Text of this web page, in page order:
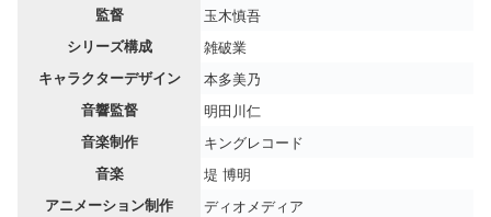
監督 玉木慎吾
シリーズ構成 雑破業
キャラクターデザイン 本多美乃
音響監督 明田川仁
音楽制作 キングレコード
音楽 堤 博明
アニメーション制作 ディオメディア